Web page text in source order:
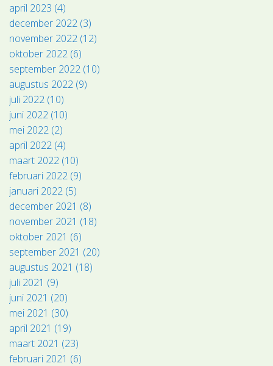
april 2023 (4)
december 2022 (3)
november 2022 (12)
oktober 2022 (6)
september 2022 (10)
augustus 2022 (9)
juli 2022 (10)
juni 2022 (10)
mei 2022 (2)
april 2022 (4)
maart 2022 (10)
februari 2022 (9)
januari 2022 (5)
december 2021 (8)
november 2021 (18)
oktober 2021 (6)
september 2021 (20)
augustus 2021 (18)
juli 2021 (9)
juni 2021 (20)
mei 2021 (30)
april 2021 (19)
maart 2021 (23)
februari 2021 (6)